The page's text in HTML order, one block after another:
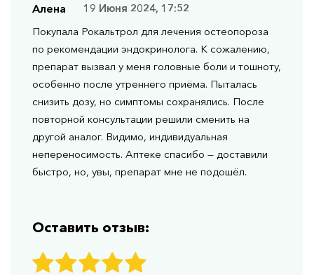
Алена
19 Июня 2024, 17:52
Покупала Рокальтрол для лечения остеопороза
по рекомендации эндокринолога. К сожалению,
препарат вызвал у меня головные боли и тошноту,
особенно после утреннего приёма. Пыталась
снизить дозу, но симптомы сохранялись. После
повторной консультации решили сменить на
другой аналог. Видимо, индивидуальная
непереносимость. Аптеке спасибо — доставили
быстро, но, увы, препарат мне не подошёл.
Оставить отзыв: